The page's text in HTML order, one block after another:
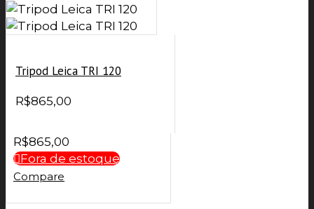
Tripod Leica TRI 120
R$865,00
R$865,00
Fora de estoque
Compare